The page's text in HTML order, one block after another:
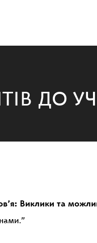
ДО
Виклики та